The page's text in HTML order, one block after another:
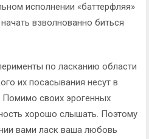
исполнении «баттерфляя»
взволнованно биться
по ласканию области
их посасывания несут в
своих эрогенных
хорошо слышать. Поэтому
вами ласк ваша любовь